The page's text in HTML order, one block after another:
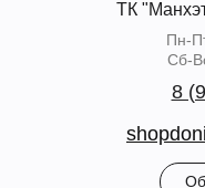
ТК
Пн-
Сб-
8